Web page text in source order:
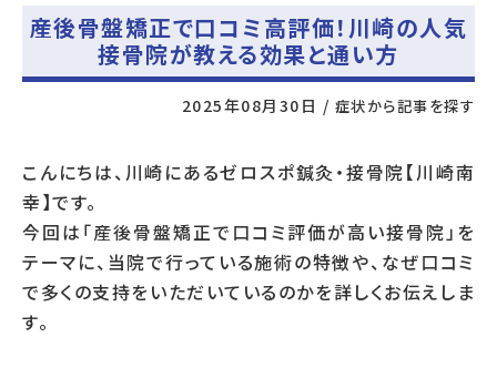
産後骨盤矯正で口コミ高評価！川崎の人気
接骨院が教える効果と通い方
2025年08月30日 / 症状から記事を探す
こんにちは、川崎にあるゼロスポ鍼灸・接骨院【川崎南
幸】です。
今回は「産後骨盤矯正で口コミ評価が高い接骨院」を
テーマに、当院で行っている施術の特徴や、なぜ口コミ
で多くの支持をいただいているのかを詳しくお伝えしま
す。